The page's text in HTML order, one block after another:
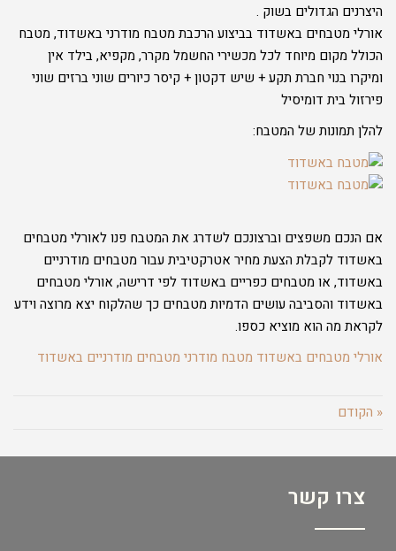
היצרנים הגדולים בשוק .
אורלי מטבחים באשדוד בביצוע הרכבת מטבח מודרני באשדוד, מטבח
הכולל מקום מיוחד לכל מכשירי החשמל מקרר, מקפיא, בילד אין
ומיקרו בנוי חברת תקע + שיש דקטון + קיסר כיורים שוני ברזים שוני
פירזול בית דומיסיל
להלן תמונות של המטבח:
אם הנכם משפצים וברצונכם לשדרג את המטבח פנו לאורלי מטבחים
באשדוד לקבלת הצעת מחיר אטרקטיבית עבור מטבחים מודרניים
באשדוד, או מטבחים כפריים באשדוד לפי דרישה, אורלי מטבחים
באשדוד והסביבה עושים הדמיות מטבחים כך שהלקוח יצא מרוצה וידע
לקראת מה הוא מוציא כספו.
אורלי מטבחים באשדוד מטבח מודרני מטבחים מודרניים באשדוד
« הקודם
צרו קשר